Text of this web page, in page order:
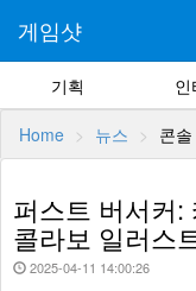
게임샷
기획 인
Home 뉴스 콘솔
퍼스트 버서커:
콜라보 일러스
2025-04-11 14:00:26